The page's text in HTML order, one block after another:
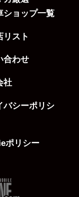
ショップ一覧
リスト
合わせ
社
バシーポリシ
ポリシー